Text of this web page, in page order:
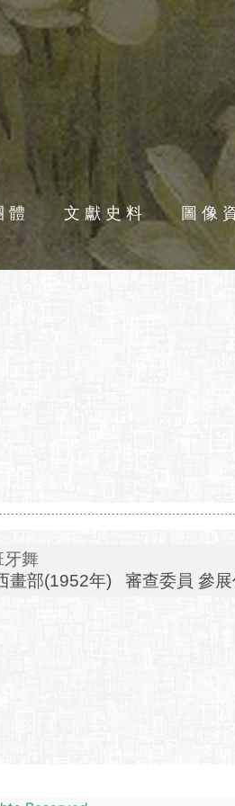
體 文獻史料 圖像
牙舞
畫部(1952年) 審查委員 參展